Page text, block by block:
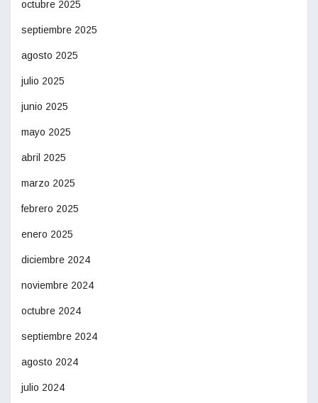
octubre 2025
septiembre 2025
agosto 2025
julio 2025
junio 2025
mayo 2025
abril 2025
marzo 2025
febrero 2025
enero 2025
diciembre 2024
noviembre 2024
octubre 2024
septiembre 2024
agosto 2024
julio 2024